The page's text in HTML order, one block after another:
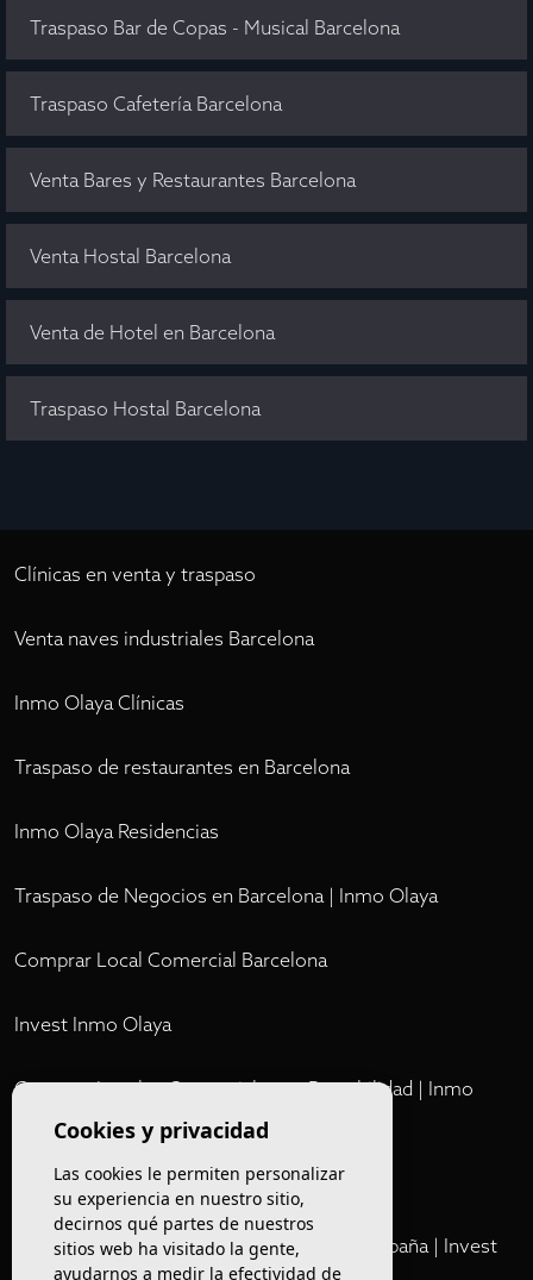
Traspaso Bar de Copas - Musical Barcelona
Traspaso Cafetería Barcelona
Venta Bares y Restaurantes Barcelona
Venta Hostal Barcelona
Venta de Hotel en Barcelona
Traspaso Hostal Barcelona
Clínicas en venta y traspaso
Venta naves industriales Barcelona
Inmo Olaya Clínicas
Traspaso de restaurantes en Barcelona
Inmo Olaya Residencias
Traspaso de Negocios en Barcelona | Inmo Olaya
Comprar Local Comercial Barcelona
Invest Inmo Olaya
Comprar Locales Comerciales en Rentabilidad | Inmo
Olaya
Cartera Privada de Activos Hoteleros en España | Invest
Inmo Olaya
Cookies y privacidad
Las cookies le permiten personalizar
su experiencia en nuestro sitio,
decirnos qué partes de nuestros
sitios web ha visitado la gente,
ayudarnos a medir la efectividad de